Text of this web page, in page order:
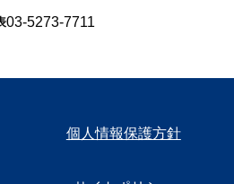
03-5273-7711
個人情報保護方針